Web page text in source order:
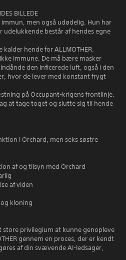
BILLEDE
immun, men også udødelig. Hun har
består af hendes egne
hende for ALLMOTHER.
immune. De må bære masker
den inficerede luft, også i den
hvor de lever med konstant frygt
på Occupant-krigens frontlinje.
at tage toget og slutte sig til hende
i Orchard, men seks søstre
af og tilsyn med Orchard
af viden
kloning
store privilegium at kunne genopleve
gennem en proces, der er kendt
af din svævende AI-ledsager,